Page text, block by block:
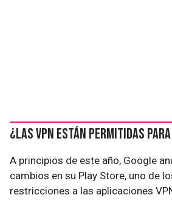
¿Las VPN están permitidas
A principios de este año, Google
cambios en su Play Store, uno de
restricciones a las aplicaciones